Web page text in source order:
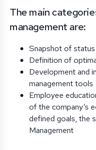
The main
management are:
Snapshot of
Definition of
Development and
management tools
Employee
of the company’s
defined goals, the
Management